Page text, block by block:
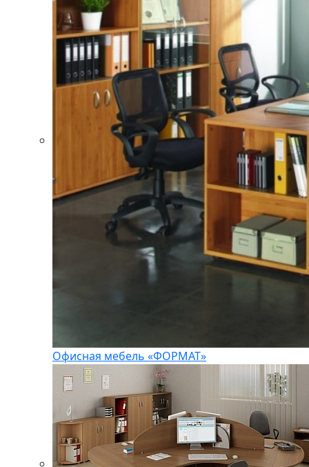
Офисная мебель «ФОРМАТ»